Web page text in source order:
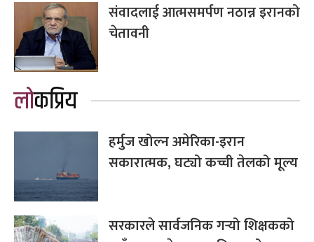
संवादलाई आत्मसमर्पण नठान्न इरानको
चेतावनी
लोकप्रिय
हर्मुज खोल्न अमेरिका-इरान
सकारात्मक, घट्यो कच्ची तेलको मूल्य
सरकारले सार्वजनिक गर्‍यो शिक्षकको